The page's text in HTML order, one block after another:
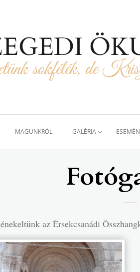
sokfélék, de
MAGUNKRÓL GALÉRIA
az Érsekcsanádi